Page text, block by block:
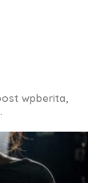
wpberita,